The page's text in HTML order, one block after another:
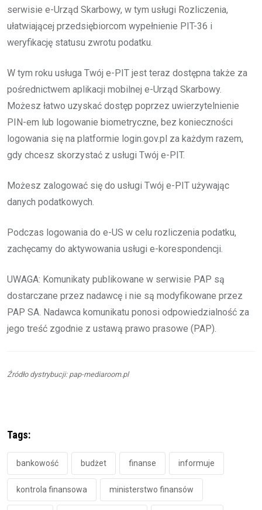
serwisie e-Urząd Skarbowy, w tym usługi Rozliczenia,
ułatwiającej przedsiębiorcom wypełnienie PIT-36 i
weryfikację statusu zwrotu podatku.
W tym roku usługa Twój e-PIT jest teraz dostępna także za
pośrednictwem aplikacji mobilnej e-Urząd Skarbowy.
Możesz łatwo uzyskać dostęp poprzez uwierzytelnienie
PIN-em lub logowanie biometryczne, bez konieczności
logowania się na platformie login.gov.pl za każdym razem,
gdy chcesz skorzystać z usługi Twój e-PIT.
Możesz zalogować się do usługi Twój e-PIT używając
danych podatkowych.
Podczas logowania do e-US w celu rozliczenia podatku,
zachęcamy do aktywowania usługi e-korespondencji.
UWAGA: Komunikaty publikowane w serwisie PAP są
dostarczane przez nadawcę i nie są modyfikowane przez
PAP SA. Nadawca komunikatu ponosi odpowiedzialność za
jego treść zgodnie z ustawą prawo prasowe (PAP).
Źródło dystrybucji: pap-mediaroom.pl
Tags:
bankowość budżet finanse informuje
kontrola finansowa ministerstwo finansów